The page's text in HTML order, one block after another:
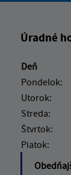
Úradné
Deň
Pondelok:
Utorok:
Streda:
Štvrtok:
Piatok: